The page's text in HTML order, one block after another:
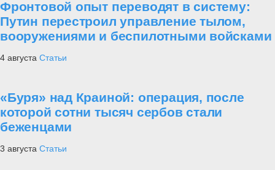
Фронтовой опыт переводят в систему:
Путин перестроил управление тылом,
вооружениями и беспилотными войсками
4 августа Статьи
«Буря» над Краиной: операция, после
которой сотни тысяч сербов стали
беженцами
3 августа Статьи